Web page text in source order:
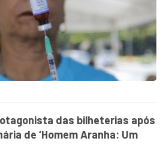
das bilheterias após
de ‘Homem Aranha: Um